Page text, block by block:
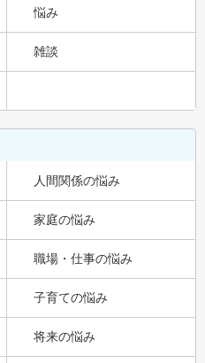
悩み
雑談
人間関係の悩み
家庭の悩み
職場・仕事の悩み
子育ての悩み
将来の悩み